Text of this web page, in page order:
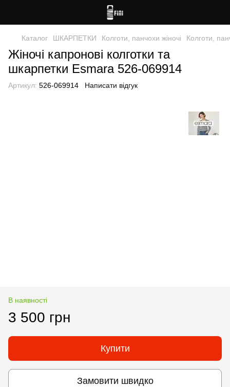
Каталог ШКАРПЕТКИ Колготи, панчохи жіночі Колготи,
Жіночі капронові колготки та
шкарпетки Esmara 526-069914
Артикул: 526-069914 Написати відгук
В наявності
3 500 грн
Купити
Замовити швидко